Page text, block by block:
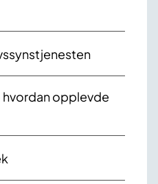
hvordan opplevde